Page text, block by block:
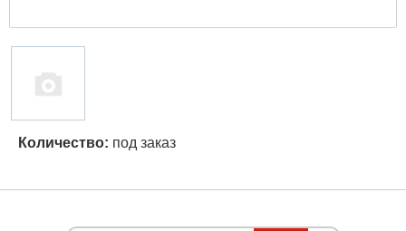
Количество: под заказ